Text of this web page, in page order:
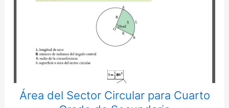
Área del Sector Circular para Cuarto